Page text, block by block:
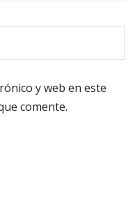
y web en este
comente.